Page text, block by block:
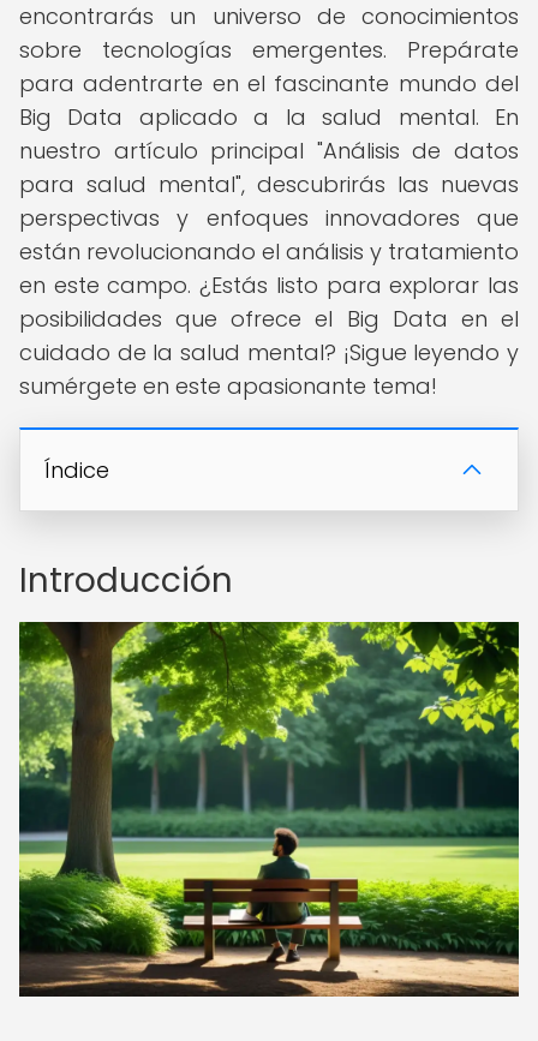
encontrarás un universo de conocimientos
sobre tecnologías emergentes. Prepárate
para adentrarte en el fascinante mundo del
Big Data aplicado a la salud mental. En
nuestro artículo principal "Análisis de datos
para salud mental", descubrirás las nuevas
perspectivas y enfoques innovadores que
están revolucionando el análisis y tratamiento
en este campo. ¿Estás listo para explorar las
posibilidades que ofrece el Big Data en el
cuidado de la salud mental? ¡Sigue leyendo y
sumérgete en este apasionante tema!
Índice
Introducción